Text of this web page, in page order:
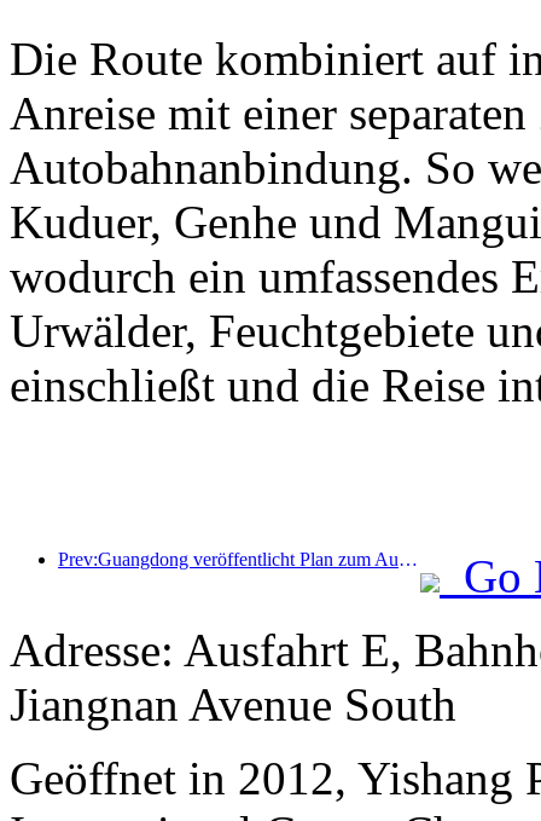
Die Route kombiniert auf
Anreise mit einer
Autobahnanbindung. So
Kuduer, Genhe und
wodurch ein umfassendes
Urwälder, Feuchtgebiete
einschließt und die Reise
Prev:Guangdong veröffentlicht Plan zum Ausbau der Kapazitäten im Dienstleistungssektor, um die Greater Bay Area zu einem erstklassigen Touristenziel zu entwickeln
Go
Adresse: Ausfahrt E,
Jiangnan Avenue South
Geöffnet in 2012, Yishang